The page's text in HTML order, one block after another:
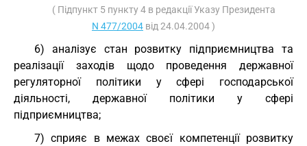
( Підпункт 5 пункту 4 в редакції Указу Президента
N 477/2004 від 24.04.2004 )
6) аналізує стан розвитку підприємництва та
реалізації заходів щодо проведення державної
регуляторної політики у сфері господарської
діяльності, державної політики у сфері
підприємництва;
7) сприяє в межах своєї компетенції розвитку